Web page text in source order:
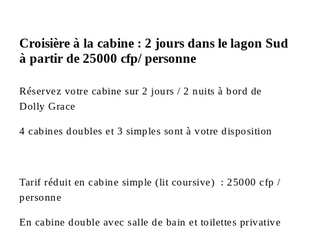
Croisière à la cabine : 2 jours dans le lagon Sud
à partir de 25000 cfp/ personne
Réservez votre cabine sur 2 jours / 2 nuits à bord de
Dolly Grace
4 cabines doubles et 3 simples sont à votre disposition
Tarif réduit en cabine simple (lit coursive) : 25000 cfp /
personne
En cabine double avec salle de bain et toilettes privative